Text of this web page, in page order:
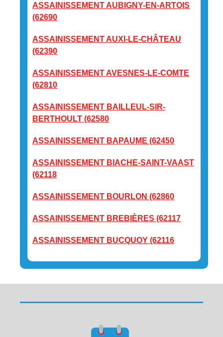
ASSAINISSEMENT AUBIGNY-EN-ARTOIS
(62690
ASSAINISSEMENT AUXI-LE-CHÂTEAU
(62390
ASSAINISSEMENT AVESNES-LE-COMTE
(62810
ASSAINISSEMENT BAILLEUL-SIR-
BERTHOULT (62580
ASSAINISSEMENT BAPAUME (62450
ASSAINISSEMENT BIACHE-SAINT-VAAST
(62118
ASSAINISSEMENT BOURLON (62860
ASSAINISSEMENT BREBIÈRES (62117
ASSAINISSEMENT BUCQUOY (62116